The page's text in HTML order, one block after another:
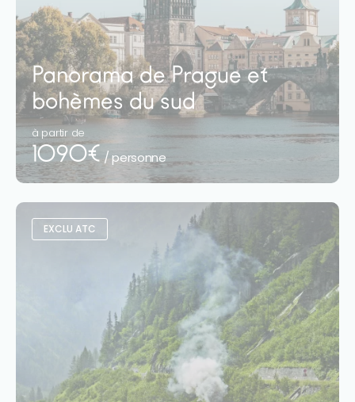
Panorama de Prague et
bohèmes du sud
à partir de
1090€ / personne
EXCLU ATC